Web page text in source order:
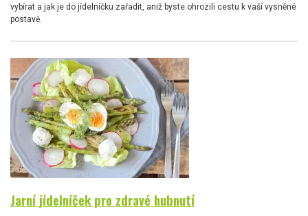
vybírat a jak je do jídelníčku zařadit, aniž byste ohrozili cestu k vaší vysněné
postavě.
Jarní jídelníček pro zdravé hubnutí